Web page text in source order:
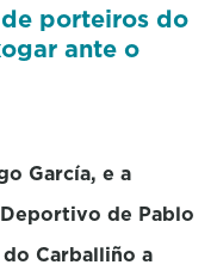
porteiros do
ante o
García, e a
de Pablo
Carballiño a